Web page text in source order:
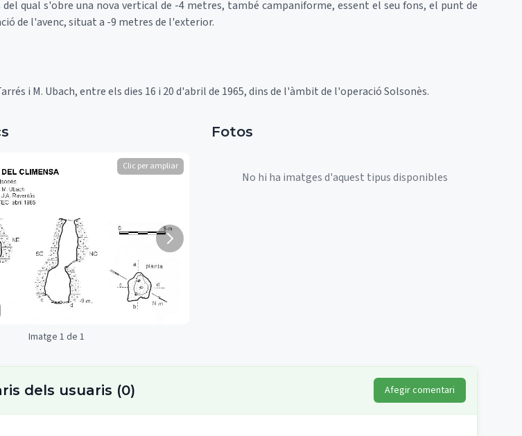
qual s'obre una nova vertical de -4 metres, també campaniforme, essent el seu fons, el punt de
de l'avenc, situat a -9 metres de l'exterior.
i M. Ubach, entre els dies 16 i 20 d'abril de 1965, dins de l'àmbit de l'operació Solsonès.
Clic per ampliar
Imatge 1 de 1
Fotos
No hi ha imatges d'aquest tipus disponibles
dels usuaris (0) Afegir comentari